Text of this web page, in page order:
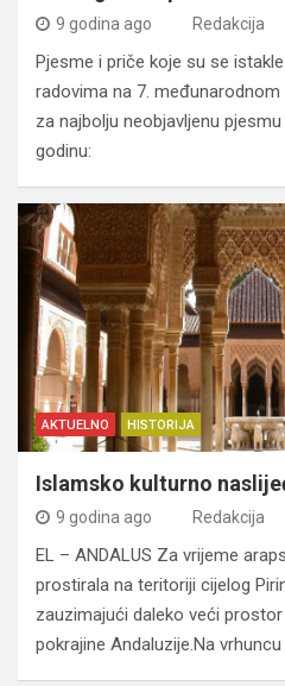
9 godina ago Redakcija
Pjesme i priče koje su se
radovima na 7.
za najbolju neobjavljenu
godinu:
AKTUELNO HISTORIJA
Islamsko kulturno
9 godina ago Redakcija
EL – ANDALUS Za vrijeme
prostirala na teritoriji cijelog
zauzimajući daleko veći
pokrajine Andaluzije.Na